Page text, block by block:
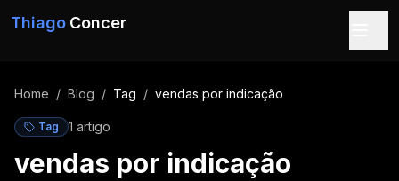
Thiago Concer
Home / Blog / Tag / vendas por indicação
Tag 1 artigo
vendas por indicação